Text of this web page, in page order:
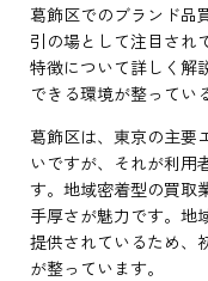
葛飾区でのブランド品
引の場として注目され
特徴について詳しく解
できる環境が整ってい
葛飾区は、東京の主要
いですが、それが利用
す。地域密着型の買取
手厚さが魅力です。地
提供されているため、
が整っています。